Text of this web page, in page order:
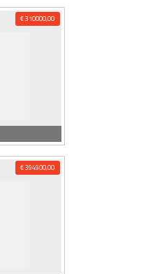
€ 310000,00
€ 394900,00